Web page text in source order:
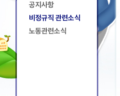
공지사항
비정규직 관련소식
노동관련소식